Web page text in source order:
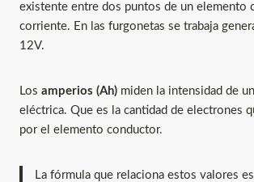
existente entre dos puntos de un elemento
corriente. En las furgonetas se trabaja
12V.
Los amperios (Ah) miden la intensidad de
eléctrica. Que es la cantidad de electrones
por el elemento conductor.
La fórmula que relaciona estos valores